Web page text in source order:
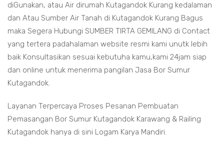
diGunakan, atau Air dirumah Kutagandok Kurang kedalaman
dan Atau Sumber Air Tanah di Kutagandok Kurang Bagus
maka Segera Hubungi SUMBER TIRTA GEMILANG di Contact
yang tertera padahalaman website resmi kami unutk lebih
baik Konsultasikan sesuai kebutuha kamu,kami 24jam siap
dan online untuk menerima pangilan Jasa Bor Sumur
Kutagandok.
Layanan Terpercaya Proses Pesanan Pembuatan
Pemasangan Bor Sumur Kutagandok Karawang & Railing
Kutagandok hanya di sini Logam Karya Mandiri.